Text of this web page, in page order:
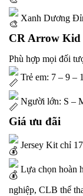
Xanh Dương
CR Arrow Kid
Phù hợp mọi đối
Trẻ em: 7 – 9 –
Người lớn: S –
Giá ưu đãi
Jersey Kit chỉ
Lựa chọn hoàn
nghiệp, CLB thể